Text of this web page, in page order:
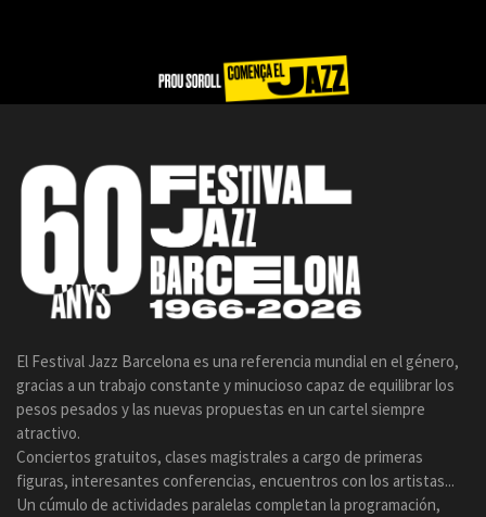
El Festival Jazz Barcelona es una referencia mundial en el género,
gracias a un trabajo constante y minucioso capaz de equilibrar los
pesos pesados y las nuevas propuestas en un cartel siempre
atractivo.
Conciertos gratuitos, clases magistrales a cargo de primeras
figuras, interesantes conferencias, encuentros con los artistas...
Un cúmulo de actividades paralelas completan la programación,